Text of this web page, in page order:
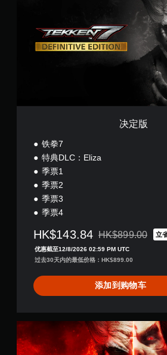
决定版
铁拳7
特典DLC：Eliza
季票1
季票2
季票3
季票4
HK$143.84 从原价HK$899.00
HK$899.00 立
优惠截至12/8/2026 02:59 PM UTC
过去30天内的最低价格：HK$899.00
添加到购物车
普
通
版